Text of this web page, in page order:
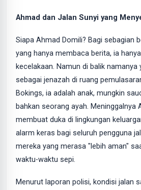
Ahmad dan Jalan Sunyi yang
Siapa Ahmad Domili? Bagi sebagian
yang hanya membaca berita, ia
kecelakaan. Namun di balik
sebagai jenazah di ruang
Bokings, ia adalah anak, mungkin
bahkan seorang ayah. Meninggalnya
membuat duka di lingkungan
alarm keras bagi seluruh pengguna
mereka yang merasa "lebih aman"
waktu-waktu sepi.
Menurut laporan polisi, kondisi jalan